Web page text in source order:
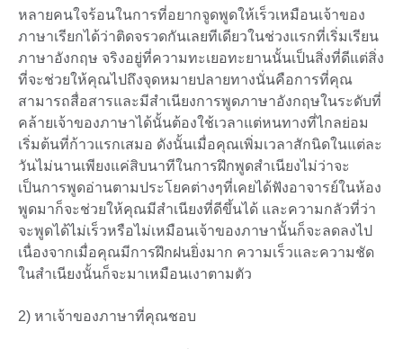
หลายคนใจร้อนในการที่อยากจูดพูดให้เร็วเหมือนเจ้าของ
ภาษาเรียกได้ว่าติดจรวดกันเลยทีเดียวในช่วงแรกที่เริ่มเรียน
ภาษาอังกฤษ จริงอยู่ที่ความทะเยอทะยานนั้นเป็นสิ่งที่ดีแต่สิ่ง
ที่จะช่วยให้คุณไปถึงจุดหมายปลายทางนั่นคือการที่คุณ
สามารถสื่อสารและมีสำเนียงการพูดภาษาอังกฤษในระดับที่
คล้ายเจ้าของภาษาได้นั้นต้องใช้เวลาแต่หนทางที่ไกลย่อม
เริ่มต้นที่ก้าวแรกเสมอ ดังนั้นเมื่อคุณเพิ่มเวลาสักนิดในแต่ละ
วันไม่นานเพียงแค่สิบนาทีในการฝึกพูดสำเนียงไม่ว่าจะ
เป็นการพูดอ่านตามประโยคต่างๆที่เคยได้ฟังอาจารย์ในห้อง
พูดมาก็จะช่วยให้คุณมีสำเนียงที่ดีขึ้นได้ และความกลัวที่ว่า
จะพูดได้ไม่เร็วหรือไม่เหมือนเจ้าของภาษานั้นก็จะลดลงไป
เนื่องจากเมื่อคุณมีการฝึกฝนยิ่งมาก ความเร็วและความชัด
ในสำเนียงนั้นก็จะมาเหมือนเงาตามตัว
2) หาเจ้าของภาษาที่คุณชอบ